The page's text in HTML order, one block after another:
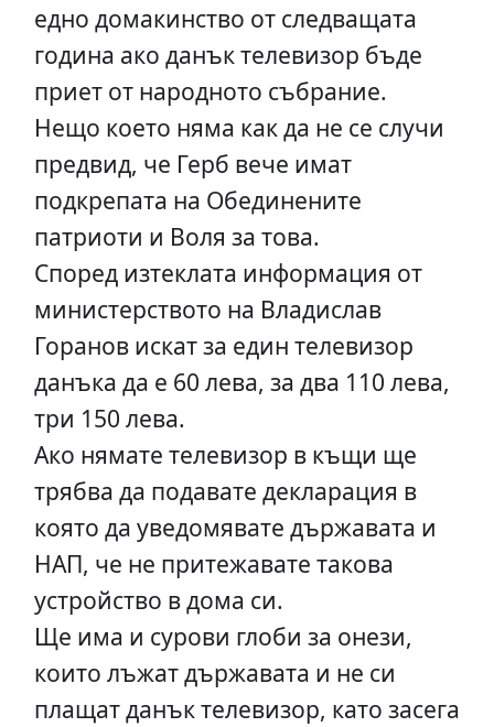
едно домакинство от следващата
година ако данък телевизор бъде
приет от народното събрание.
Нещо което няма как да не се случи
предвид, че Герб вече имат
подкрепата на Обединените
патриоти и Воля за това.
Според изтеклата информация от
министерството на Владислав
Горанов искат за един телевизор
данъка да е 60 лева, за два 110 лева,
три 150 лева.
Ако нямате телевизор в къщи ще
трябва да подавате декларация в
която да уведомявате държавата и
НАП, че не притежавате такова
устройство в дома си.
Ще има и сурови глоби за онези,
които лъжат държавата и не си
плащат данък телевизор, като засега